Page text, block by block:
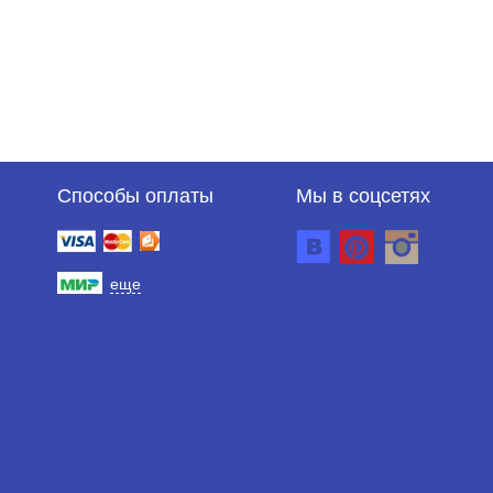
Способы оплаты
еще
Мы в соцсетях